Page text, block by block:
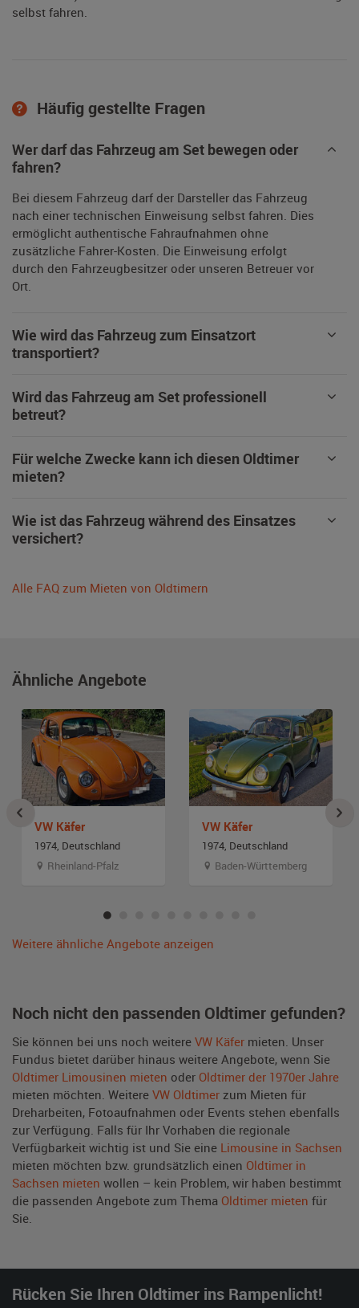
selbst fahren.
Häufig gestellte Fragen
Wer darf das Fahrzeug am Set bewegen oder
fahren?
Bei diesem Fahrzeug darf der Darsteller das Fahrzeug
nach einer technischen Einweisung selbst fahren. Dies
ermöglicht authentische Fahraufnahmen ohne
zusätzliche Fahrer-Kosten. Die Einweisung erfolgt
durch den Fahrzeugbesitzer oder unseren Betreuer vor
Ort.
Wie wird das Fahrzeug zum Einsatzort
transportiert?
Wird das Fahrzeug am Set professionell
betreut?
Für welche Zwecke kann ich diesen Oldtimer
mieten?
Wie ist das Fahrzeug während des Einsatzes
versichert?
Alle FAQ zum Mieten von Oldtimern
Ähnliche Angebote
VW Käfer
1974, Deutschland
Rheinland-Pfalz
VW Käfer
1974, Deutschland
Baden-Württemberg
Weitere ähnliche Angebote anzeigen
Noch nicht den passenden Oldtimer gefunden?
Sie können bei uns noch weitere VW Käfer mieten. Unser
Fundus bietet darüber hinaus weitere Angebote, wenn Sie
Oldtimer Limousinen mieten oder Oldtimer der 1970er Jahre
mieten möchten. Weitere VW Oldtimer zum Mieten für
Dreharbeiten, Fotoaufnahmen oder Events stehen ebenfalls
zur Verfügung. Falls für Ihr Vorhaben die regionale
Verfügbarkeit wichtig ist und Sie eine Limousine in Sachsen
mieten möchten bzw. grundsätzlich einen Oldtimer in
Sachsen mieten wollen – kein Problem, wir haben bestimmt
die passenden Angebote zum Thema Oldtimer mieten für
Sie.
Rücken Sie Ihren Oldtimer ins Rampenlicht!